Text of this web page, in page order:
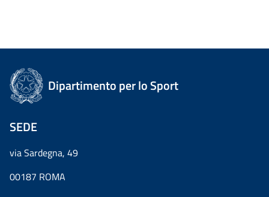
Dipartimento per lo Sport
SEDE
via Sardegna, 49
00187 ROMA